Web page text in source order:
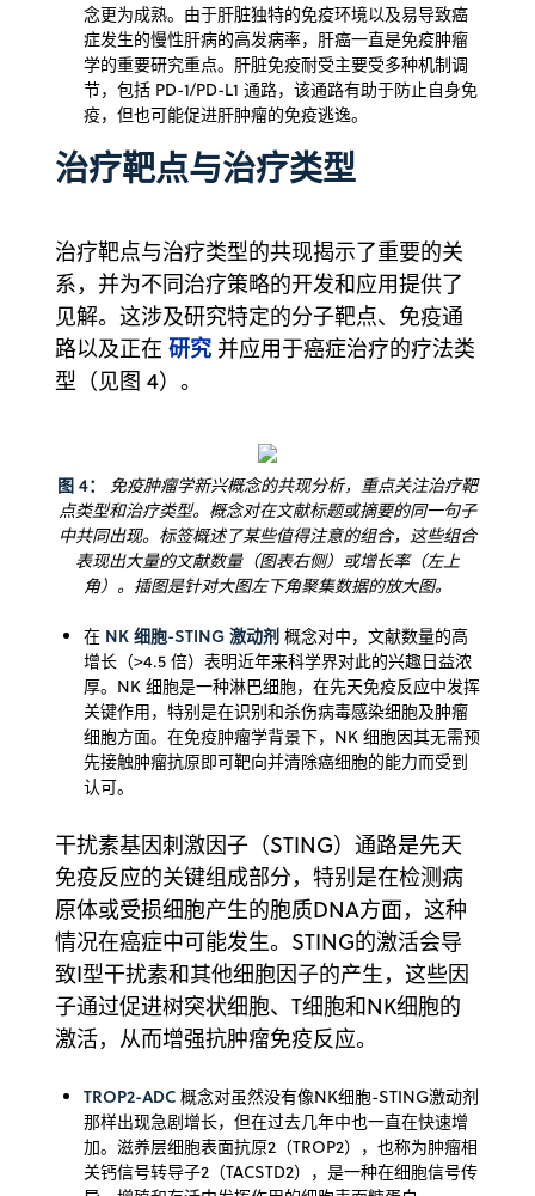
念更为成熟。由于肝脏独特的免疫环境以及易导致癌
症发生的慢性肝病的高发病率，肝癌一直是免疫肿瘤
学的重要研究重点。肝脏免疫耐受主要受多种机制调
节，包括 PD-1/PD-L1 通路，该通路有助于防止自身免
疫，但也可能促进肝肿瘤的免疫逃逸。
治疗靶点与治疗类型
治疗靶点与治疗类型的共现揭示了重要的关
系，并为不同治疗策略的开发和应用提供了
见解。这涉及研究特定的分子靶点、免疫通
路以及正在 研究 并应用于癌症治疗的疗法类
型（见图 4）。
图 4：
免疫肿瘤学新兴概念的共现分析，重点关注治疗靶
点类型和治疗类型。概念对在文献标题或摘要的同一句子
中共同出现。标签概述了某些值得注意的组合，这些组合
表现出大量的文献数量（图表右侧）或增长率（左上
角）。插图是针对大图左下角聚集数据的放大图。
在 NK 细胞-STING 激动剂 概念对中，文献数量的高
增长（>4.5 倍）表明近年来科学界对此的兴趣日益浓
厚。NK 细胞是一种淋巴细胞，在先天免疫反应中发挥
关键作用，特别是在识别和杀伤病毒感染细胞及肿瘤
细胞方面。在免疫肿瘤学背景下，NK 细胞因其无需预
先接触肿瘤抗原即可靶向并清除癌细胞的能力而受到
认可。
干扰素基因刺激因子（STING）通路是先天
免疫反应的关键组成部分，特别是在检测病
原体或受损细胞产生的胞质DNA方面，这种
情况在癌症中可能发生。STING的激活会导
致I型干扰素和其他细胞因子的产生，这些因
子通过促进树突状细胞、T细胞和NK细胞的
激活，从而增强抗肿瘤免疫反应。
TROP2-ADC 概念对虽然没有像NK细胞-STING激动剂
那样出现急剧增长，但在过去几年中也一直在快速增
加。滋养层细胞表面抗原2（TROP2），也称为肿瘤相
关钙信号转导子2（TACSTD2），是一种在细胞信号传